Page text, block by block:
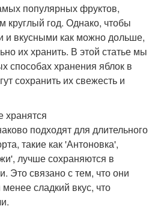
популярных фруктов,
круглый год. Однако, чтобы
и вкусными как можно дольше,
их хранить. В этой статье мы
способах хранения яблок в
сохранить их свежесть и
хранятся
подходят для длительного
такие как 'Антоновка',
лучше сохраняются в
Это связано с тем, что они
сладкий вкус, что